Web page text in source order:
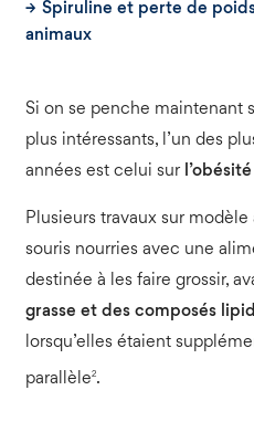
Spiruline et perte de
animaux
Si on se penche maintenant
plus intéressants, l’un des
années est celui sur
Plusieurs travaux sur
souris nourries avec une
destinée à les faire grossir,
grasse et des composés
lorsqu’elles étaient
parallèle2.